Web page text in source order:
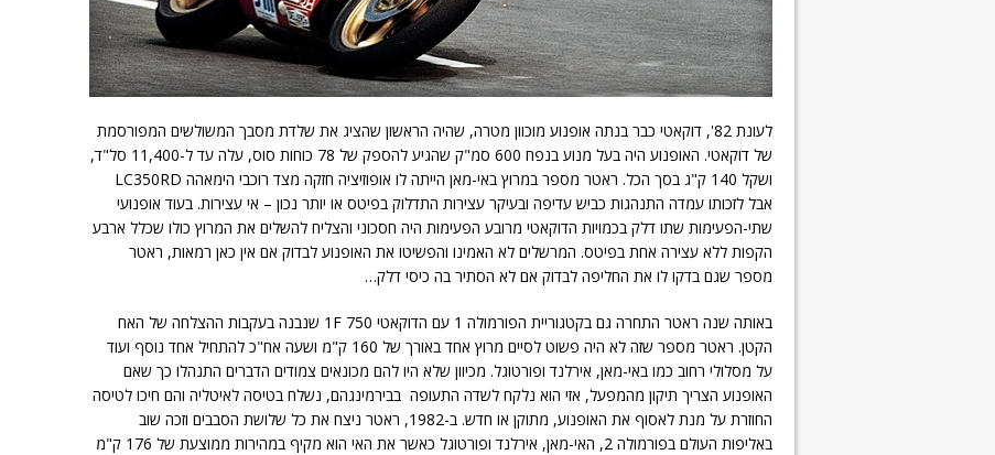
לעונת 82', דוקאטי כבר בנתה אופנוע מוכוון מטרה, שהיה הראשון שהציג את שלדת מסבך המשולשים המפורסמת
של דוקאטי. האופנוע היה בעל מנוע בנפח 600 סמ"ק שהגיע להספק של 78 כוחות סוס, עלה עד ל-11,400 סל"ד,
ושקל 140 ק"ג בסך הכל. ראטר מספר במרוץ באי-מאן הייתה לו אופוזיציה חזקה מצד רוכבי הימאהה LC350RD
אבל לזכותו עמדה התנהגות כביש עדיפה ובעיקר עצירות התדלוק בפיטס או יותר נכון – אי עצירות. בעוד אופנועי
שתי-הפעימות שתו דלק בכמויות הדוקאטי מרובע הפעימות היה חסכוני והצליח להשלים את המרוץ כולו שכלל ארבע
הקפות ללא עצירה אחת בפיטס. המרשלים לא האמינו והפשיטו את האופנוע לבדוק אם אין כאן רמאות, ראטר
מספר שגם בדקו לו את החליפה לבדוק אם לא הסתיר בה כיסי דלק…
באותה שנה ראטר התחרה גם בקטגוריית הפורמולה 1 עם הדוקאטי 750 1F שנבנה בעקבות ההצלחה של האח
הקטן. ראטר מספר שזה לא היה פשוט לסיים מרוץ אחד באורך של 160 ק"מ ושעה אח"כ להתחיל אחד נוסף ועוד
על מסלולי רחוב כמו באי-מאן, אירלנד ופורטוגל. מכיוון שלא היו להם מכונאים צמודים הדברים התנהלו כך שאם
האופנוע הצריך תיקון מהמפעל, אזי הוא נלקח לשדה התעופה בבירמינגהם, נשלח בטיסה לאיטליה והם חיכו לטיסה
החוזרת על מנת לאסוף את האופנוע, מתוקן או חדש. ב-1982, ראטר ניצח את כל שלושת הסבבים וזכה שוב
באליפות העולם בפורמולה 2, האי-מאן, אירלנד ופורטוגל כאשר את האי הוא מקיף במהירות ממוצעת של 176 ק"מ